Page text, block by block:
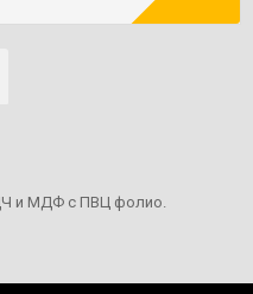
и МДФ с ПВЦ фолио.